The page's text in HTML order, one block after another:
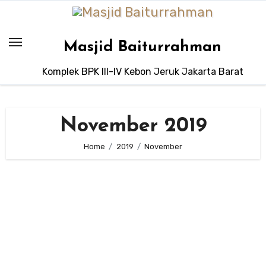
content
Masjid Baiturrahman
Komplek BPK III-IV Kebon Jeruk Jakarta Barat
November 2019
Home 2019 November